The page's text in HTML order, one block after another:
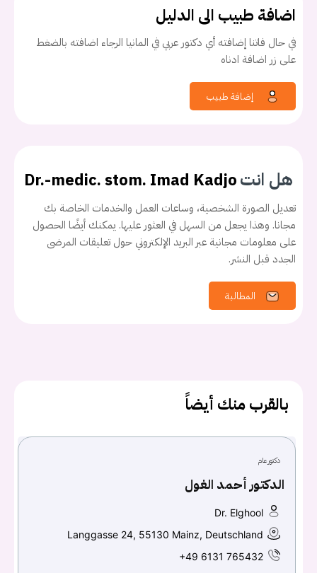
تسجيل الدخول
اضافة طبيب الى الدليل
في حال فاتنا إضافته أي دكتور عربي في المانيا الرجاء اضافته بالضغط
على زر اضافة ادناه
هل انتDr.-medic. stom. Imad Kadjo
تعديل الصورة الشخصية، وساعات العمل والخدمات الخاصة بك
مجانا. وهذا يجعل من السهل في العثور عليها. يمكنك أيضًا الحصول
على معلومات مجانية عبر البريد الإلكتروني حول تعليقات المرضى
الجدد قبل النشر.
المطالبة
بالقرب منك أيضاً
دكتور عام
الدكتور أحمد الغول
Dr. Elghool
Langgasse 24, 55130 Mainz, Deutschland
+49 6131 765432